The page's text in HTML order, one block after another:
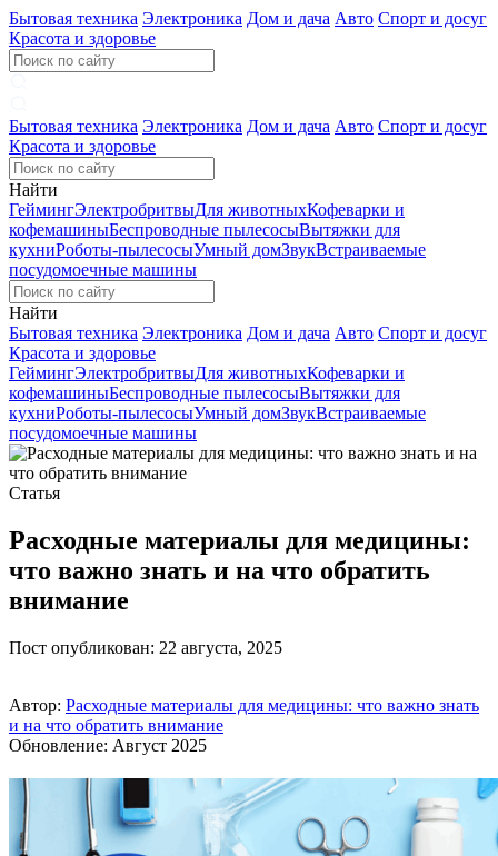
Бытовая техника Электроника Дом и дача Авто Спорт и досуг
Красота и здоровье
Бытовая техника Электроника Дом и дача Авто Спорт и досуг
Красота и здоровье
Найти
ГеймингЭлектробритвыДля животныхКофеварки и
кофемашиныБеспроводные пылесосыВытяжки для
кухниРоботы-пылесосыУмный домЗвукВстраиваемые
посудомоечные машины
Найти
Бытовая техника Электроника Дом и дача Авто Спорт и досуг
Красота и здоровье
ГеймингЭлектробритвыДля животныхКофеварки и
кофемашиныБеспроводные пылесосыВытяжки для
кухниРоботы-пылесосыУмный домЗвукВстраиваемые
посудомоечные машины
Статья
Расходные материалы для медицины:
что важно знать и на что обратить
внимание
Пост опубликован: 22 августа, 2025
Автор: Расходные материалы для медицины: что важно знать
и на что обратить внимание
Обновление: Август 2025